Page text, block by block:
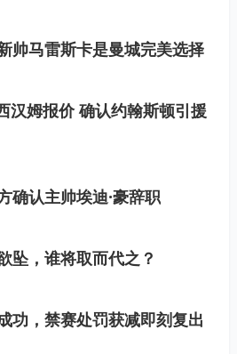
帅马雷斯卡是曼城完美选择
汉姆报价 确认约翰斯顿引援
确认主帅埃迪·豪辞职
坠，谁将取而代之？
功，禁赛处罚获减即刻复出